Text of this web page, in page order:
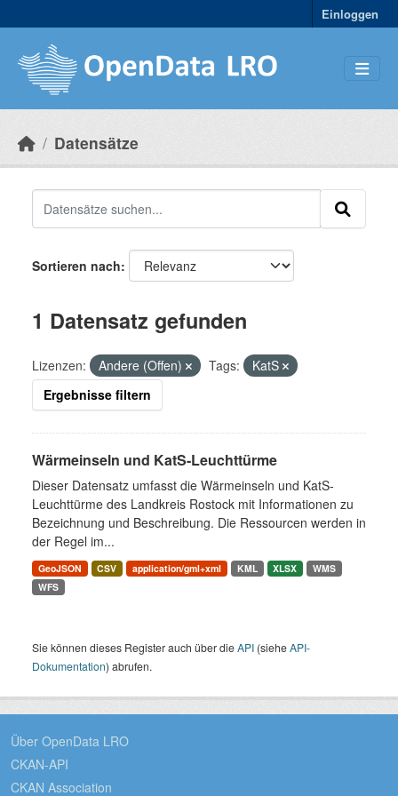
Einloggen
Datensätze
Sortieren nach
1 Datensatz gefunden
Lizenzen: Andere (Offen) Tags:
KatS
Ergebnisse filtern
Wärmeinseln und KatS-Leuchttürme
Dieser Datensatz umfasst die Wärmeinseln und KatS-
Leuchttürme des Landkreis Rostock mit Informationen zu
Bezeichnung und Beschreibung. Die Ressourcen werden in
der Regel im...
GeoJSON CSV application/gml+xml KML XLSX
WMS
WFS
Sie können dieses Register auch über dieAPI (sieheAPI-
Dokumentation) abrufen.
Über OpenData LRO
CKAN-API
CKAN Association